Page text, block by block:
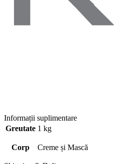
Informații suplimentare
Greutate 1 kg
Corp Creme și Mască